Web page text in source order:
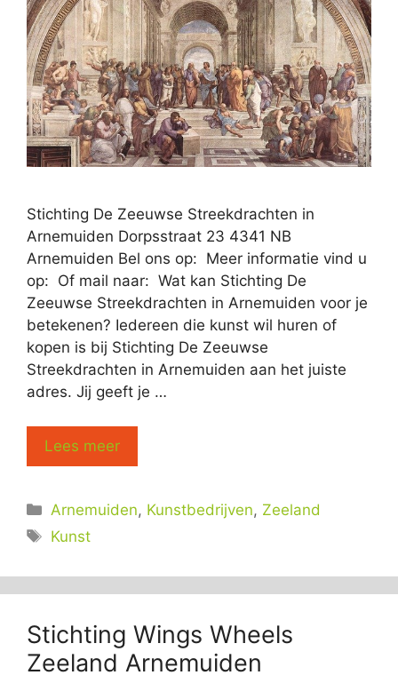
Stichting De Zeeuwse Streekdrachten in
Arnemuiden Dorpsstraat 23 4341 NB
Arnemuiden Bel ons op: Meer informatie vind u
op: Of mail naar: Wat kan Stichting De
Zeeuwse Streekdrachten in Arnemuiden voor je
betekenen? Iedereen die kunst wil huren of
kopen is bij Stichting De Zeeuwse
Streekdrachten in Arnemuiden aan het juiste
adres. Jij geeft je …
Lees meer
Categorieën
Arnemuiden, Kunstbedrijven, Zeeland
Tags
Kunst
Stichting Wings Wheels
Zeeland Arnemuiden